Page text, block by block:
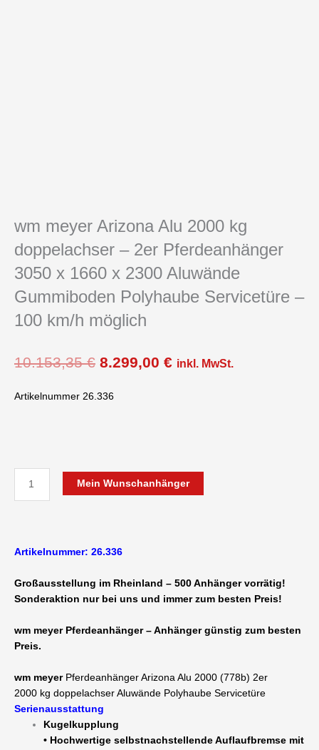
wm meyer Arizona Alu 2000 kg
doppelachser – 2er Pferdeanhänger
3050 x 1660 x 2300 Aluwände
Gummiboden Polyhaube Servicetüre –
100 km/h möglich
10.153,35€ Ursprünglicher
war:
8.299,00 €Aktueller
inkl. MwSt.
Artikelnummer 26.336
meyer
kg
-
2er
3050
x
x
2300
Aluwände
Gummiboden
Polyhaube
Mein Wunschanhänger
Artikelnummer: 26.336
Großausstellung im Rheinland – 500 Anhänger vorrätig!
Sonderaktion nur bei uns und immer zum besten Preis!
wm meyer Pferdeanhänger – Anhänger günstig zum besten
Preis.
wm meyer Pferdeanhänger Arizona Alu 2000 (778b) 2er
2000 kg doppelachser Aluwände Polyhaube Servicetüre
Serienausstattung
Kugelkupplung
• Hochwertige selbstnachstellende Auflaufbremse mit